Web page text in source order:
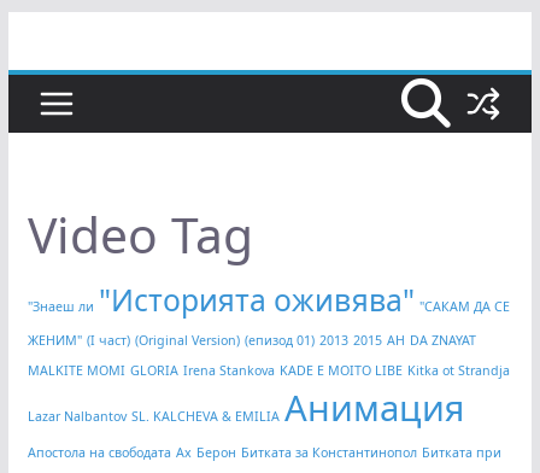
content
Video Tag
"Знаеш ли "Историята оживява" "САКАМ ДА СЕ
ЖЕНИМ" (I част) (Original Version) (епизод 01) 2013 2015 AH DA ZNAYAT
MALKITE MOMI GLORIA Irena Stankova KADE E MOITO LIBE Kitka ot Strandja
Lazar Nalbantov SL. KALCHEVA & EMILIA Анимация
Апостола на свободата Ах Берон Битката за Константинопол Битката при